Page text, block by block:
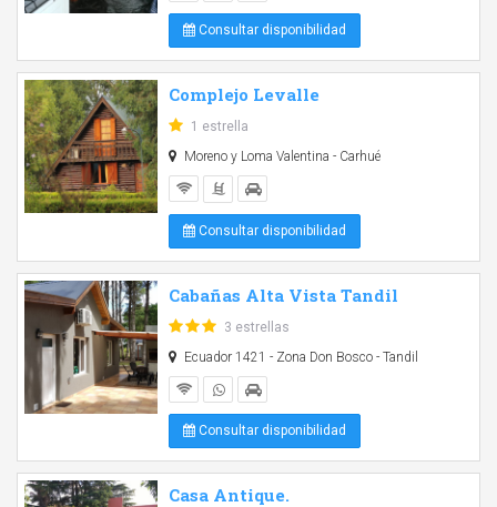
Consultar disponibilidad
Complejo Levalle
1 estrella
Moreno y Loma Valentina - Carhué
Consultar disponibilidad
Cabañas Alta Vista Tandil
3 estrellas
Ecuador 1421 - Zona Don Bosco - Tandil
Consultar disponibilidad
Casa Antique.